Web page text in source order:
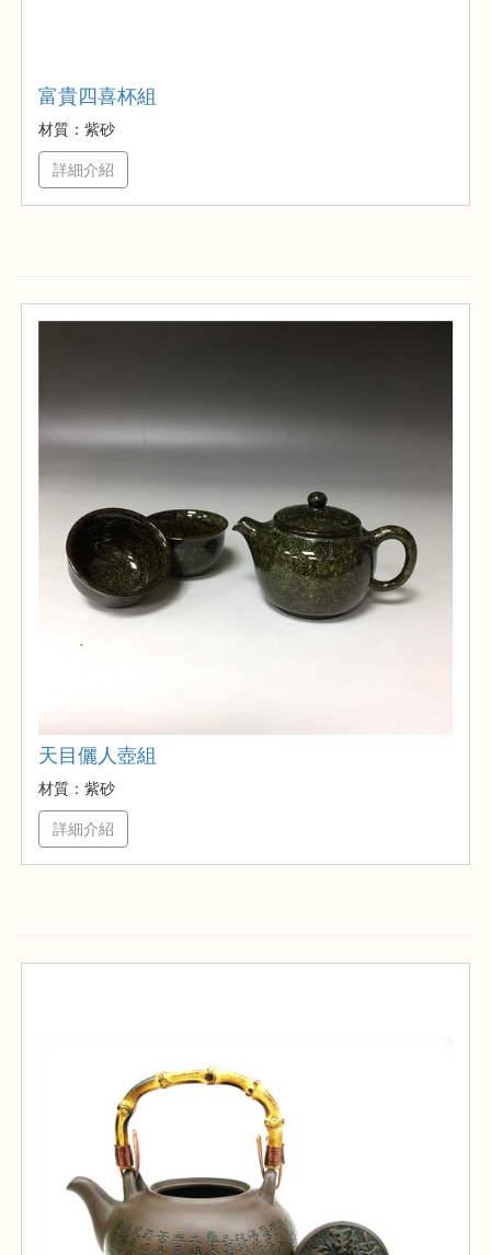
富貴四喜杯組
材質：紫砂
詳細介紹
天目儷人壺組
材質：紫砂
詳細介紹